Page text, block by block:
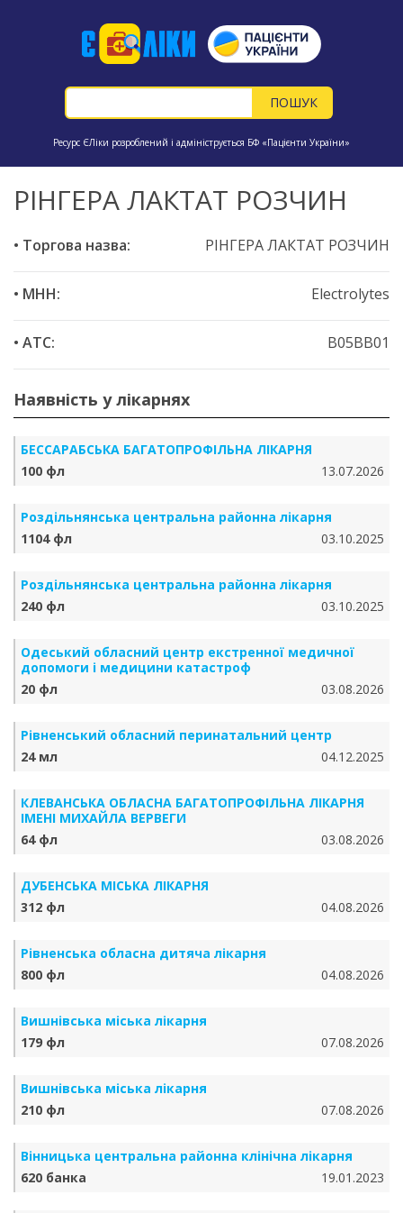
Ресурс ЄЛіки розроблений і адмініструється БФ «Пацієнти України»
РІНГЕРА ЛАКТАТ РОЗЧИН
• Торгова назва: РІНГЕРА ЛАКТАТ РОЗЧИН
• МНН: Electrolytes
• ATC: B05BB01
Наявність у лікарнях
БЕССАРАБСЬКА БАГАТОПРОФІЛЬНА ЛІКАРНЯ
100 фл
13.07.2026
Роздільнянська центральна районна лікарня
1104 фл
03.10.2025
Роздільнянська центральна районна лікарня
240 фл
03.10.2025
Одеський обласний центр екстренної медичної
допомоги і медицини катастроф
20 фл
03.08.2026
Рівненський обласний перинатальний центр
24 мл
04.12.2025
КЛЕВАНСЬКА ОБЛАСНА БАГАТОПРОФІЛЬНА ЛІКАРНЯ
ІМЕНІ МИХАЙЛА ВЕРВЕГИ
64 фл
03.08.2026
ДУБЕНСЬКА МІСЬКА ЛІКАРНЯ
312 фл
04.08.2026
Рівненська обласна дитяча лікарня
800 фл
04.08.2026
Вишнівська міська лікарня
179 фл
07.08.2026
Вишнівська міська лікарня
210 фл
07.08.2026
Вінницька центральна районна клінічна лікарня
620 банка
19.01.2023